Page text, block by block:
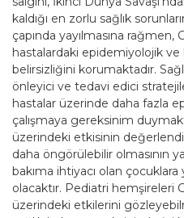
kaldığı en zorlu sağlık
çapında yayılmasına rağmen,
hastalardaki epidemiyolojik ve
belirsizliğini korumaktadır.
önleyici ve tedavi edici
hastalar üzerinde daha fazla
çalışmaya gereksinim
üzerindeki etkisinin
daha öngörülebilir olmasının
bakıma ihtiyacı olan
olacaktır. Pediatri hemşireleri
üzerindeki etkilerini